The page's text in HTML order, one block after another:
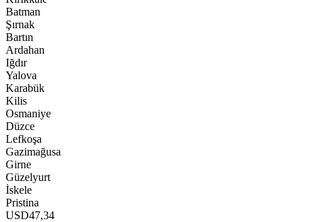
Batman
Şırnak
Bartın
Ardahan
Iğdır
Yalova
Karabük
Kilis
Osmaniye
Düzce
Lefkoşa
Gazimağusa
Girne
Güzelyurt
İskele
Pristina
USD47,34